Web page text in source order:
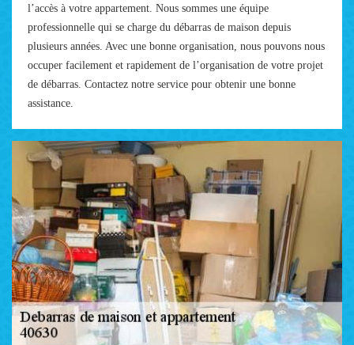
l’accès à votre appartement. Nous sommes une équipe
professionnelle qui se charge du débarras de maison depuis
plusieurs années. Avec une bonne organisation, nous pouvons nous
occuper facilement et rapidement de l’organisation de votre projet
de débarras. Contactez notre service pour obtenir une bonne
assistance.